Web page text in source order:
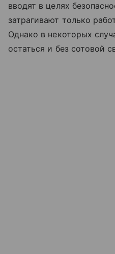
вводят в целях
затрагивают только
Однако в некоторых
остаться и без сотовой